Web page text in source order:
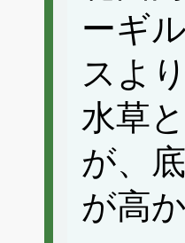
ーギ
スよ
水草
が、
が高